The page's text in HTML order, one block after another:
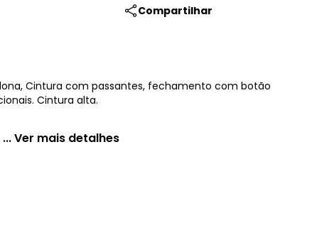
Jeans Escuro
Compartilhar
Cintura com passantes, fechamento com botão
Cintura alta.
... Ver mais detalhes